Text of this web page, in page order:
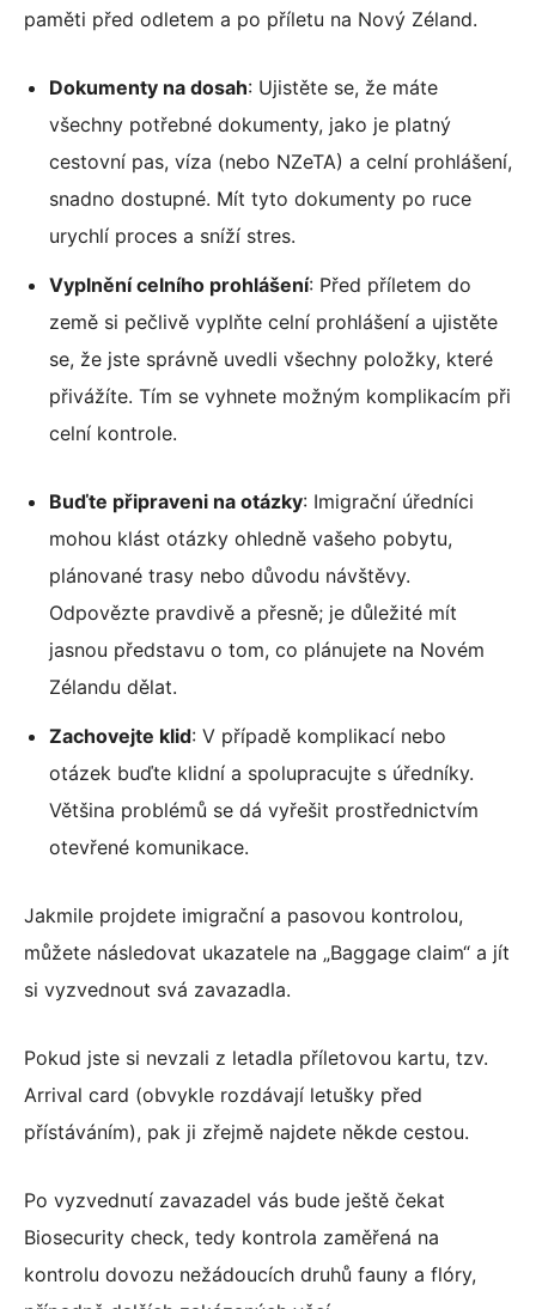
paměti před odletem a po příletu na Nový Zéland.
Dokumenty na dosah: Ujistěte se, že máte
všechny potřebné dokumenty, jako je platný
cestovní pas, víza (nebo NZeTA) a celní prohlášení,
snadno dostupné. Mít tyto dokumenty po ruce
urychlí proces a sníží stres.
Vyplnění celního prohlášení: Před příletem do
země si pečlivě vyplňte celní prohlášení a ujistěte
se, že jste správně uvedli všechny položky, které
přivážíte. Tím se vyhnete možným komplikacím při
celní kontrole.
Buďte připraveni na otázky: Imigrační úředníci
mohou klást otázky ohledně vašeho pobytu,
plánované trasy nebo důvodu návštěvy.
Odpovězte pravdivě a přesně; je důležité mít
jasnou představu o tom, co plánujete na Novém
Zélandu dělat.
Zachovejte klid: V případě komplikací nebo
otázek buďte klidní a spolupracujte s úředníky.
Většina problémů se dá vyřešit prostřednictvím
otevřené komunikace.
Jakmile projdete imigrační a pasovou kontrolou,
můžete následovat ukazatele na „Baggage claim“ a jít
si vyzvednout svá zavazadla.
Pokud jste si nevzali z letadla příletovou kartu, tzv.
Arrival card (obvykle rozdávají letušky před
přístáváním), pak ji zřejmě najdete někde cestou.
Po vyzvednutí zavazadel vás bude ještě čekat
Biosecurity check, tedy kontrola zaměřená na
kontrolu dovozu nežádoucích druhů fauny a flóry,